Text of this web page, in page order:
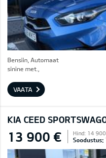
Bensiin, Automaat
sinine met.,
VAATA
KIA CEED
13 900 € Hind: 14
Soodustus: